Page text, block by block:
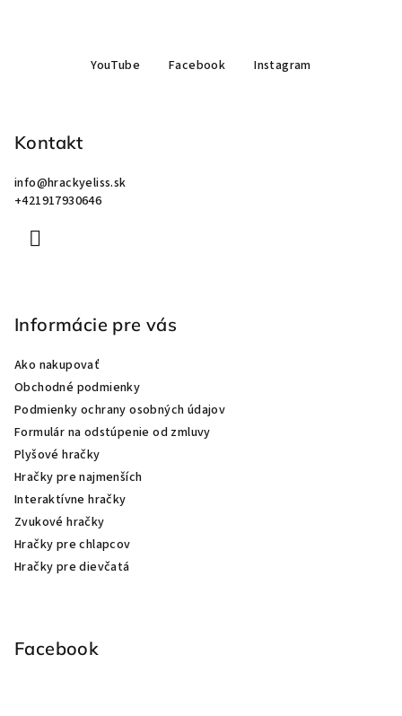
YouTube Facebook Instagram
Kontakt
info@hrackyeliss.sk
+421917930646
Informácie pre vás
Ako nakupovať
Obchodné podmienky
Podmienky ochrany osobných údajov
Formulár na odstúpenie od zmluvy
Plyšové hračky
Hračky pre najmenších
Interaktívne hračky
Zvukové hračky
Hračky pre chlapcov
Hračky pre dievčatá
Facebook